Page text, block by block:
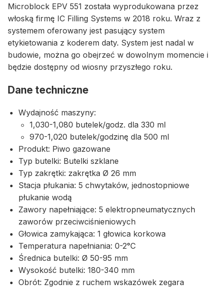
Microblock EPV 551 została wyprodukowana przez
włoską firmę IC Filling Systems w 2018 roku. Wraz z
systemem oferowany jest pasujący system
etykietowania z koderem daty. System jest nadal w
budowie, można go obejrzeć w dowolnym momencie i
będzie dostępny od wiosny przyszłego roku.
Dane techniczne
Wydajność maszyny:
1,030-1,080 butelek/godz. dla 330 ml
970-1,020 butelek/godzinę dla 500 ml
Produkt: Piwo gazowane
Typ butelki: Butelki szklane
Typ zakrętki: zakrętka Ø 26 mm
Stacja płukania: 5 chwytaków, jednostopniowe
płukanie wodą
Zawory napełniające: 5 elektropneumatycznych
zaworów przeciwciśnieniowych
Głowica zamykająca: 1 głowica korkowa
Temperatura napełniania: 0-2°C
Średnica butelki: Ø 50-95 mm
Wysokość butelki: 180-340 mm
Obrót: Zgodnie z ruchem wskazówek zegara